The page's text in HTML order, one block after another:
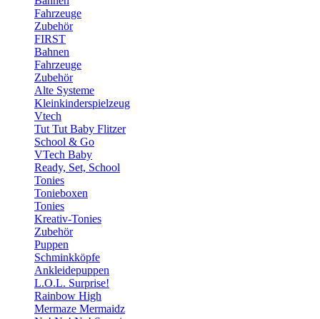
Fahrzeuge
Zubehör
FIRST
Bahnen
Fahrzeuge
Zubehör
Alte Systeme
Kleinkinderspielzeug
Vtech
Tut Tut Baby Flitzer
School & Go
VTech Baby
Ready, Set, School
Tonies
Tonieboxen
Tonies
Kreativ-Tonies
Zubehör
Puppen
Schminkköpfe
Ankleidepuppen
L.O.L. Surprise!
Rainbow High
Mermaze Mermaidz